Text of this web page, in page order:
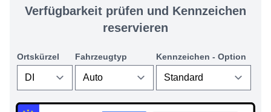
Verfügbarkeit prüfen und Kennzeichen
reservieren
Ortskürzel Fahrzeugtyp Kennzeichen - Option